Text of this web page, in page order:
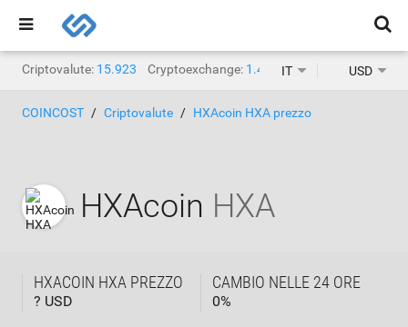
Criptovalute: 15.923 Cryptoexchange: 1.471 IT USD
COINCOST Criptovalute HXAcoin HXA prezzo
HXAcoin HXA
HXACOIN HXA PREZZO
? USD
CAMBIO NELLE 24 ORE
0%